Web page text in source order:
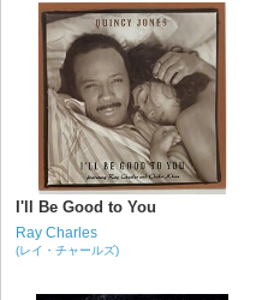
I'll Be Good to You
Ray Charles
(レイ・チャールズ)